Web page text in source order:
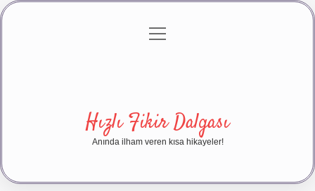
Gizlilik Politikası
menüyü
Hızlı Fikir Dalgası
Anında ilham veren kısa hikayeler!